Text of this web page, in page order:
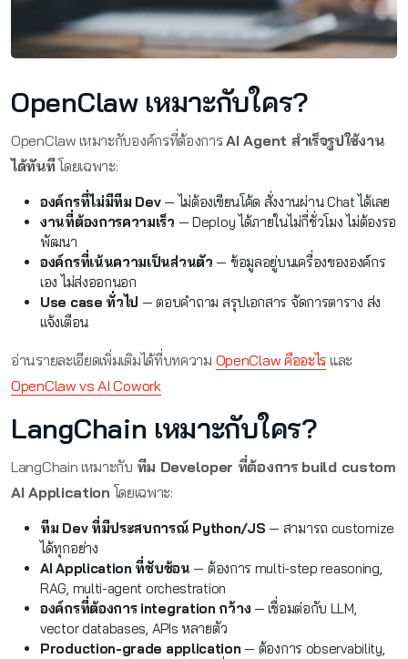
OpenClaw เหมาะกับใคร?
OpenClaw เหมาะกับองค์กรที่ต้องการAI Agent สำเร็จรูปใช้งาน
ได้ทันทีโดยเฉพาะ:
องค์กรที่ไม่มีทีม Dev— ไม่ต้องเขียนโค้ด สั่งงานผ่าน Chat ได้เลย
งานที่ต้องการความเร็ว — Deploy ได้ภายในไม่กี่ชั่วโมง ไม่ต้องรอ
พัฒนา
องค์กรที่เน้นความเป็นส่วนตัว — ข้อมูลอยู่บนเครื่องขององค์กร
เอง ไม่ส่งออกนอก
Use case ทั่วไป — ตอบคำถาม สรุปเอกสาร จัดการตาราง ส่ง
แจ้งเตือน
อ่านรายละเอียดเพิ่มเติมได้ที่บทความ OpenClaw คืออะไร และ
OpenClaw vs AI Cowork
LangChain เหมาะกับใคร?
LangChain เหมาะกับ ทีม Developer ที่ต้องการ build custom
AI Application โดยเฉพาะ:
ทีม Dev ที่มีประสบการณ์ Python/JS — สามารถ customize
ได้ทุกอย่าง
AI Application ที่ซับซ้อน — ต้องการ multi-step reasoning,
RAG, multi-agent orchestration
องค์กรที่ต้องการ integration กว้าง — เชื่อมต่อกับ LLM,
vector databases, APIs หลายตัว
Production-grade application — ต้องการ observability,